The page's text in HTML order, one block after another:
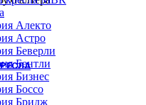
Алекто
Астро
Беверли
Бентли
Бизнес
Боссо
Бридж
сейфы
сейфы
сейфы
для персонала
руководителя